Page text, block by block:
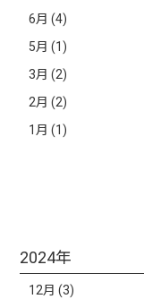
6月 (4)
5月 (1)
3月 (2)
2月 (2)
1月 (1)
2024年
12月 (3)